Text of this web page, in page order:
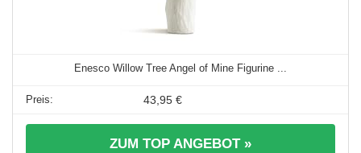
Enesco Willow Tree Angel of Mine Figurine ...
43,95 €
ZUM TOP ANGEBOT »